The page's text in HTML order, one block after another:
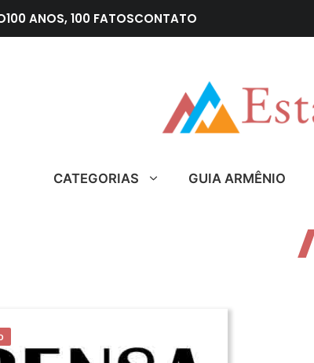
100 ANOS, 100 FATOSCONTATO
CATEGORIAS GUIA ARMÊNIO